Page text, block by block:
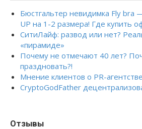
Бюстгальтер невидимка Fly bra
UP на 1-2 размера! Где купить
СитиЛайф: развод или нет?
«пирамиде»
Почему не отмечают 40 лет?
праздновать?!
Мнение клиентов о PR-агентстве
CryptoGodFather
Отзывы